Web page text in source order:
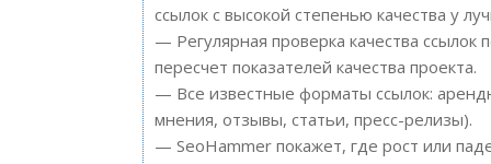
ссылок с высокой степенью качества у
— Регулярная проверка качества
пересчет показателей качества проекта.
— Все известные форматы ссылок:
мнения, отзывы, статьи, пресс-релизы).
— SeoHammer покажет, где рост или